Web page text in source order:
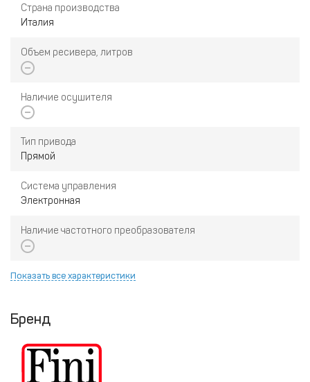
Страна производства
Италия
Объем ресивера, литров
Наличие осушителя
Тип привода
Прямой
Система управления
Электронная
Наличие частотного преобразователя
Показать все характеристики
Бренд